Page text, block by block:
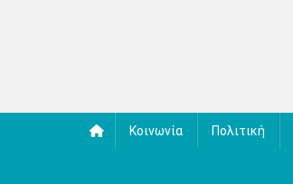
Κοινωνία Πολιτική